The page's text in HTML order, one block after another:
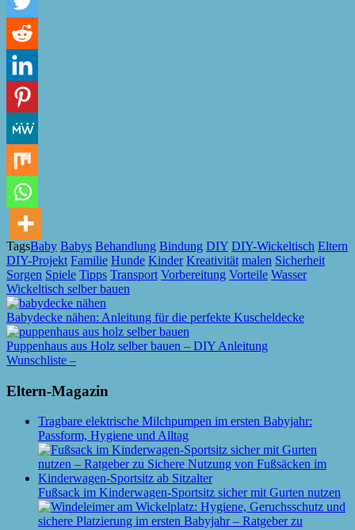
TagsBaby Babys Behandlung Bindung DIY DIY-Wickeltisch Eltern
DIY-Projekt Familie Hunde Kinder Kreativität malen Sicherheit
Sorgen Spiele Tipps Transport Vorbereitung Vorteile Wasser
Wickeltisch selber bauen
Babydecke nähen: Anleitung für die perfekte Kuscheldecke
Puppenhaus aus Holz selber bauen – DIY Anleitung
Wunschliste –
Eltern-Magazin
Tragbare elektrische Milchpumpen im ersten Babyjahr:
Passform, Hygiene und Alltag
Fußsack im Kinderwagen-Sportsitz sicher mit Gurten nutzen